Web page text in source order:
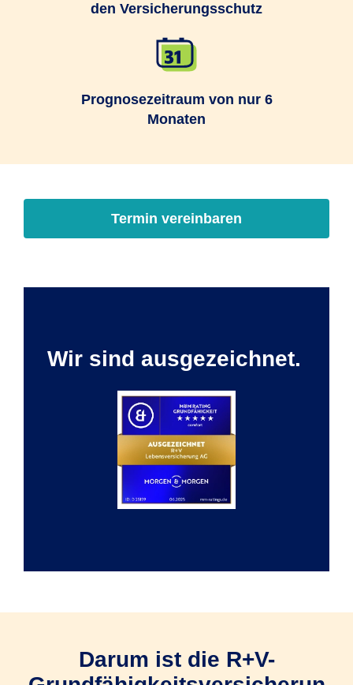
den Versicherungsschutz
Prognosezeitraum von nur 6
Monaten
Termin vereinbaren
Wir sind ausgezeichnet.
Darum ist die R+V-